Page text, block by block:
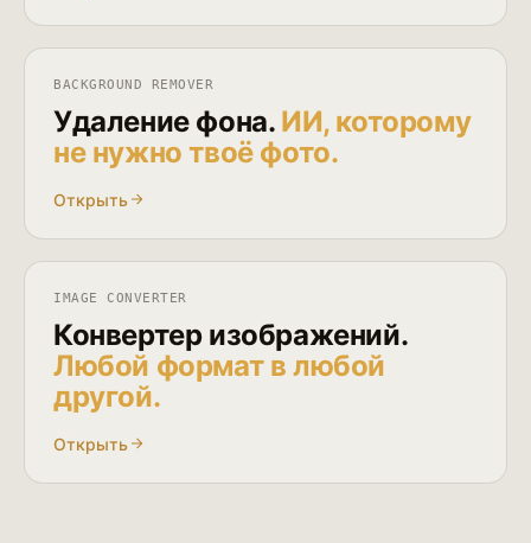
BACKGROUND REMOVER
Удаление фона. ИИ, которому
не нужно твоё фото.
Открыть
IMAGE CONVERTER
Конвертер изображений.
Любой формат в любой
другой.
Открыть